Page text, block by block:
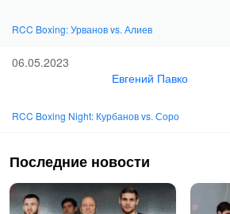
RCC Boxing: Урванов vs. Алиев
06.05.2023
Евгений Павко
RCC Boxing Night: Курбанов vs. Соро
Последние новости